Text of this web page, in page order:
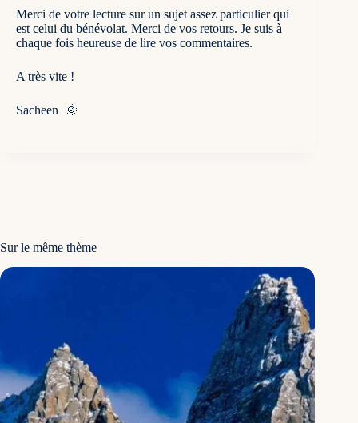
Merci de votre lecture sur un sujet assez particulier qui
est celui du bénévolat. Merci de vos retours. Je suis à
chaque fois heureuse de lire vos commentaires.
A très vite !
Sacheen 🌞
Sur le même thème